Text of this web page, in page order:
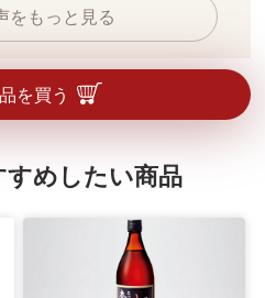
をもっと見る
を買う
めしたい商品